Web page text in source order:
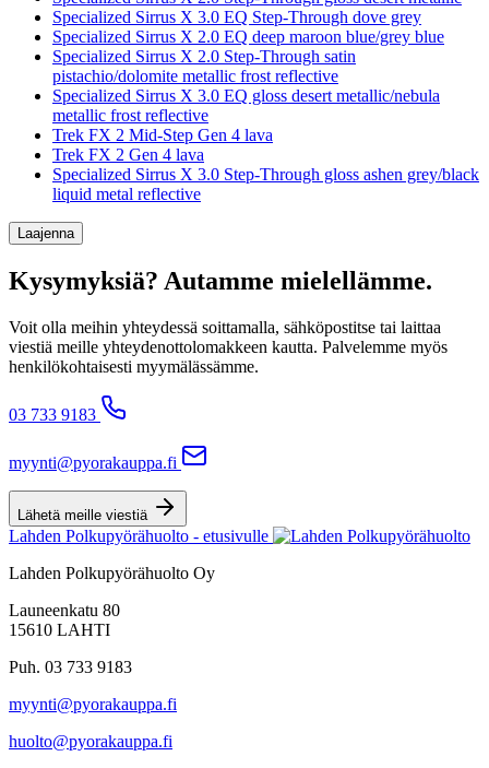
Specialized Sirrus X 3.0 EQ Step-Through dove grey
Specialized Sirrus X 2.0 EQ deep maroon blue/grey blue
Specialized Sirrus X 2.0 Step-Through satin
pistachio/dolomite metallic frost reflective
Specialized Sirrus X 3.0 EQ gloss desert metallic/nebula
metallic frost reflective
Trek FX 2 Mid-Step Gen 4 lava
Trek FX 2 Gen 4 lava
Specialized Sirrus X 3.0 Step-Through gloss ashen grey/black
liquid metal reflective
Laajenna
Kysymyksiä? Autamme mielellämme.
Voit olla meihin yhteydessä soittamalla, sähköpostitse tai laittaa
viestiä meille yhteydenottolomakkeen kautta. Palvelemme myös
henkilökohtaisesti myymälässämme.
03 733 9183
myynti@pyorakauppa.fi
Lähetä meille viestiä
Lahden Polkupyörähuolto - etusivulle
Lahden Polkupyörähuolto Oy
Launeenkatu 80
15610 LAHTI
Puh. 03 733 9183
myynti@pyorakauppa.fi
huolto@pyorakauppa.fi